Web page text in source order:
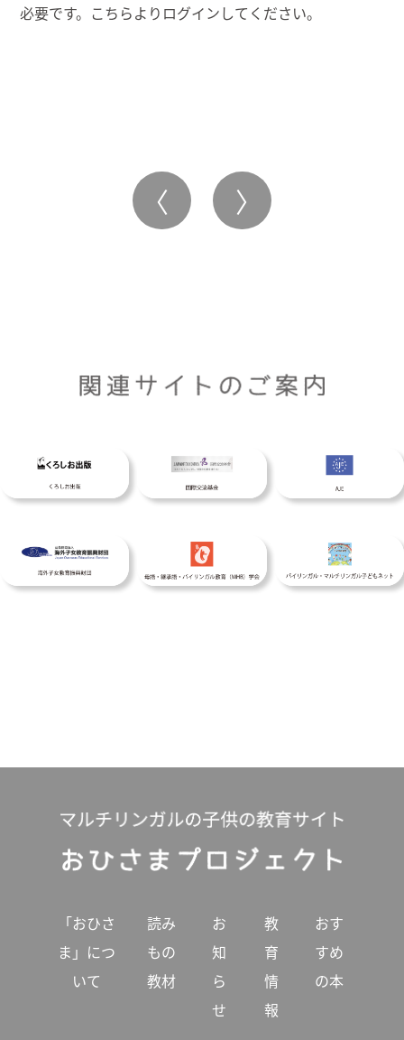
必要です。こちらより ログインしてください。
〈 〉
「おひさ
ま」につ
いて
読み
もの
教材
お
知
ら
せ
教
育
情
報
おす
すめ
の本